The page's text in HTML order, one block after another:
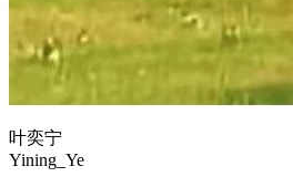
叶奕宁
Yining_Ye